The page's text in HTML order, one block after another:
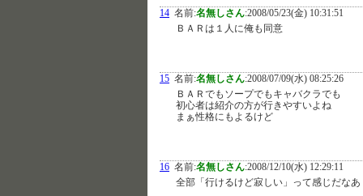
14 名前:名無しさん:2008/05/23(金) 10:31:51
ＢＡＲは１人に俺も同意
15 名前:名無しさん:2008/07/09(水) 08:25:26
ＢＡＲでもソープでもキャバクラでも
初心者は紹介の方が行きやすいよね
まぁ性格にもよるけど
16 名前:名無しさん:2008/12/10(水) 12:29:11
全部「行けるけど寂しい」って感じだなあ